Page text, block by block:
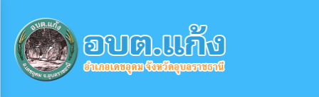
หน้า
หลัก